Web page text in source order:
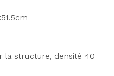
la structure, densité 40